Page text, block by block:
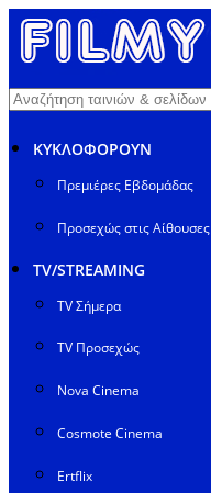
ΚΥΚΛΟΦΟΡΟΥΝ
Πρεμιέρες Εβδομάδας
Προσεχώς στις Αίθουσες
TV/STREAMING
TV Σήμερα
TV Προσεχώς
Nova Cinema
Cosmote Cinema
Ertflix